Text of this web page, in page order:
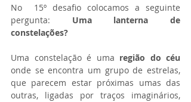
No  15º desafio colocamos a seguinte
pergunta: Uma lanterna de
constelações?
Uma constelação é uma região do céu
onde se encontra um grupo de estrelas,
que parecem estar próximas umas das
outras, ligadas por traços imaginários,